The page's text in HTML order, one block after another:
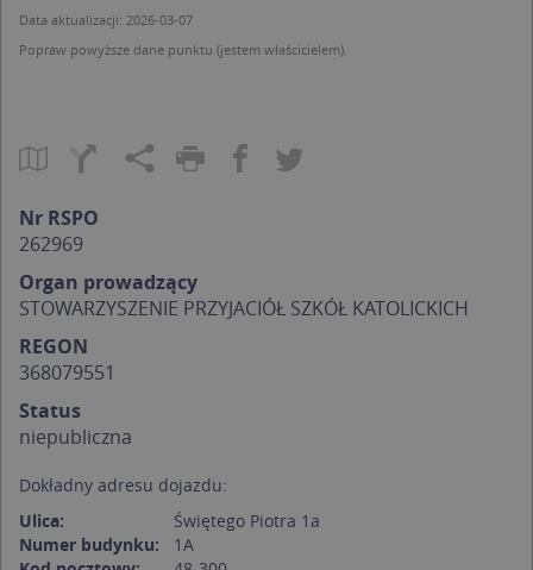
Data aktualizacji: 2026-03-07
Popraw powyższe dane punktu (jestem właścicielem).
Nr RSPO
262969
Organ prowadzący
STOWARZYSZENIE PRZYJACIÓŁ SZKÓŁ KATOLICKICH
REGON
368079551
Status
niepubliczna
Dokładny adresu dojazdu:
Ulica:
Świętego Piotra 1a
Numer budynku:
1A